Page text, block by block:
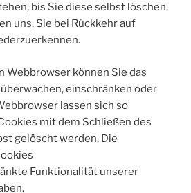
bis Sie diese selbst löschen.
uns, Sie bei Rückkehr auf
Webbrowser können Sie das
einschränken oder
lassen sich so
mit dem Schließen des
gelöscht werden. Die
Funktionalität unserer